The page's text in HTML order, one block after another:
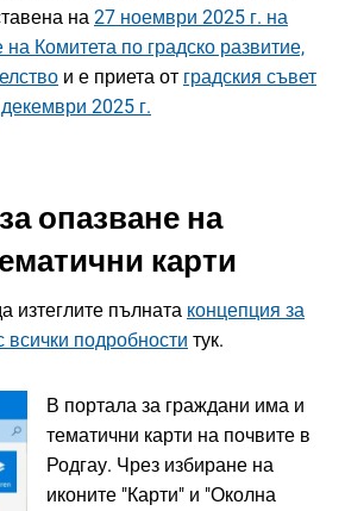
на 27 ноември 2025 г. на
Комитета по градско развитие,
и е приета от градския съвет
2025 г.
опазване на
карти
изтеглите пълната концепция за
всички подробности тук.
В портала за граждани има и
тематични карти на почвите в
Родгау. Чрез избиране на
иконите "Карти" и "Околна